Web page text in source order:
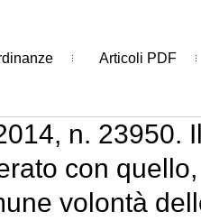
Articoli PDF
n. 23950.
con
volontà